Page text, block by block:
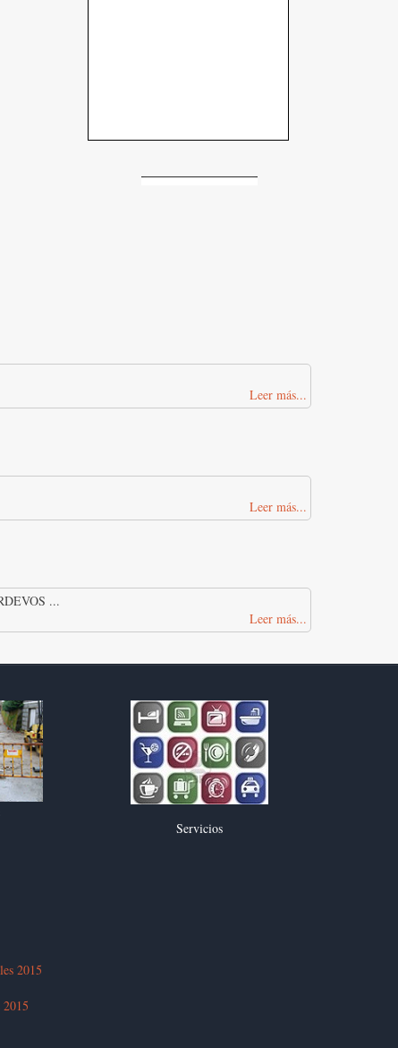
Leer más...
Leer más...
...
Leer más...
Servicios
2015
2015